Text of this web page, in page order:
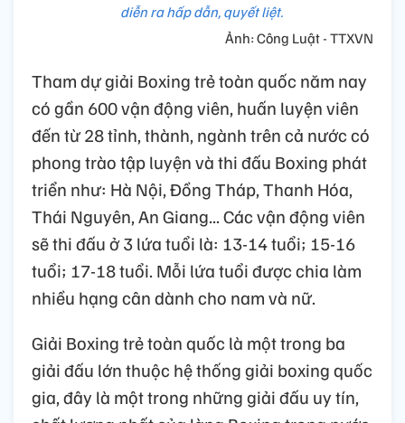
diễn ra hấp dẫn, quyết liệt.
Ảnh: Công Luật - TTXVN
Tham dự giải Boxing trẻ toàn quốc năm nay
có gần 600 vận động viên, huấn luyện viên
đến từ 28 tỉnh, thành, ngành trên cả nước có
phong trào tập luyện và thi đấu Boxing phát
triển như: Hà Nội, Đồng Tháp, Thanh Hóa,
Thái Nguyên, An Giang... Các vận động viên
sẽ thi đấu ở 3 lứa tuổi là: 13-14 tuổi; 15-16
tuổi; 17-18 tuổi. Mỗi lứa tuổi được chia làm
nhiều hạng cân dành cho nam và nữ.
Giải Boxing trẻ toàn quốc là một trong ba
giải đấu lớn thuộc hệ thống giải boxing quốc
gia, đây là một trong những giải đấu uy tín,